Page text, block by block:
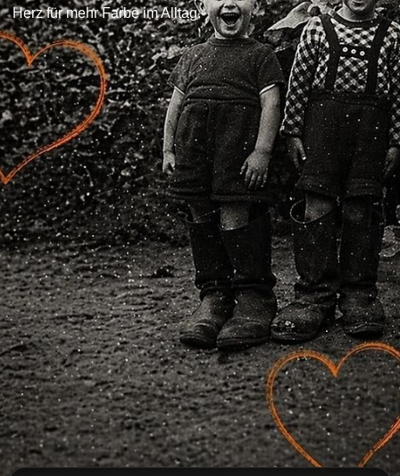
Herz für mehr Farbe im Alltag.